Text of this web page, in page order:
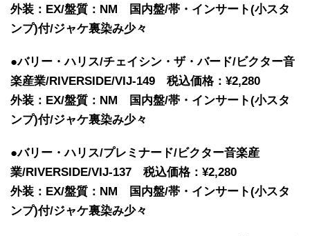
外装：EX/盤質：NM 国内盤/帯・インサート(小スタ
ンプ)付/ジャケ裏染み少々
●バリー・ハリス/チェイシン・ザ・バード/ビクター音
楽産業/RIVERSIDE/VIJ-149 税込価格：¥2,280
外装：EX/盤質：NM 国内盤/帯・インサート(小スタ
ンプ)付/ジャケ裏染み少々
●バリー・ハリス/プレミナード/ビクター音楽産
業/RIVERSIDE/VIJ-137 税込価格：¥2,280
外装：EX/盤質：NM 国内盤/帯・インサート(小スタ
ンプ)付/ジャケ裏染み少々